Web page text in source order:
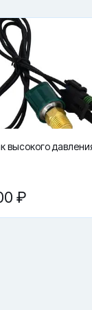
и
block)
проводки
и
при
высокого
₽